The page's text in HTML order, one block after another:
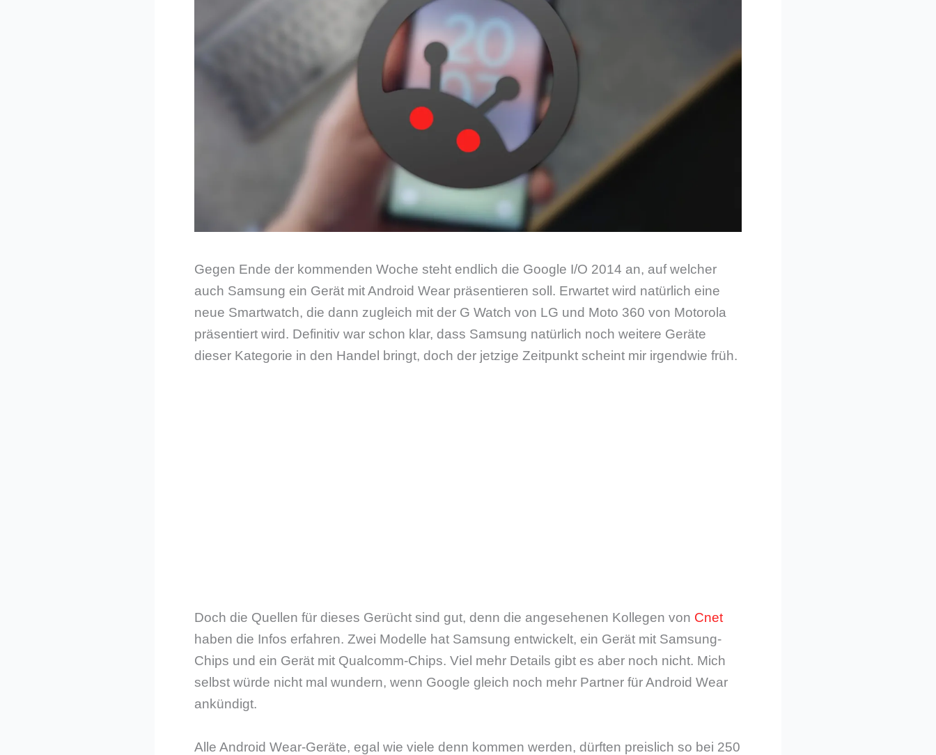
Gegen Ende der kommenden Woche steht endlich die Google I/O 2014 an, auf welcher
auch Samsung ein Gerät mit Android Wear präsentieren soll. Erwartet wird natürlich eine
neue Smartwatch, die dann zugleich mit der G Watch von LG und Moto 360 von Motorola
präsentiert wird. Definitiv war schon klar, dass Samsung natürlich noch weitere Geräte
dieser Kategorie in den Handel bringt, doch der jetzige Zeitpunkt scheint mir irgendwie früh.
Doch die Quellen für dieses Gerücht sind gut, denn die angesehenen Kollegen von Cnet
haben die Infos erfahren. Zwei Modelle hat Samsung entwickelt, ein Gerät mit Samsung-
Chips und ein Gerät mit Qualcomm-Chips. Viel mehr Details gibt es aber noch nicht. Mich
selbst würde nicht mal wundern, wenn Google gleich noch mehr Partner für Android Wear
ankündigt.
Alle Android Wear-Geräte, egal wie viele denn kommen werden, dürften preislich so bei 250